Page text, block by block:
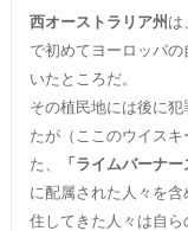
西オーストラリア州 は
で初めてヨーロッパ
いたところだ。
その植民地には後に犯
たが（ここのウイスキ
た、
「ライムバーナー
に配属された人々を
住してきた人々は自ら